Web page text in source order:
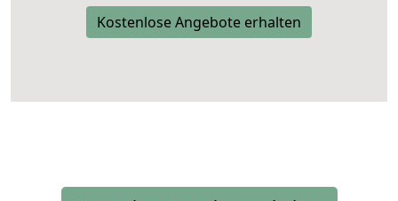
Kostenlose Angebote erhalten